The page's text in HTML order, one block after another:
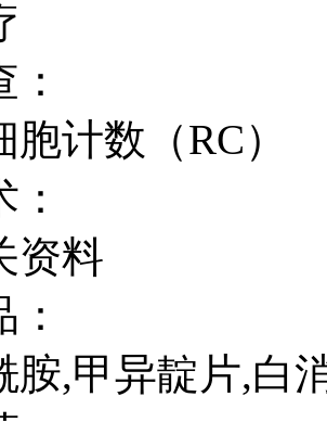
胞计数（RC）
资料
胺,甲异靛片,白